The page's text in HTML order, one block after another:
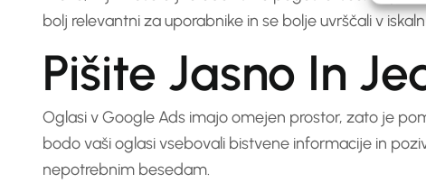
bolj relevantni za uporabnike in se bolje uvrščali v
Pišite Jasno In
Oglasi v Google Ads imajo omejen prostor, zato je
bodo vaši oglasi vsebovali bistvene informacije in
nepotrebnim besedam.